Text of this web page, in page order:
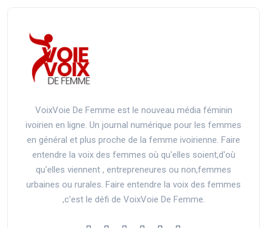
VoixVoie De Femme est le nouveau média féminin
ivoirien en ligne. Un journal numérique pour les femmes
en général et plus proche de la femme ivoirienne. Faire
entendre la voix des femmes où qu'elles soient,d'où
qu'elles viennent , entrepreneures ou non,femmes
urbaines ou rurales. Faire entendre la voix des femmes
,c'est le défi de VoixVoie De Femme.